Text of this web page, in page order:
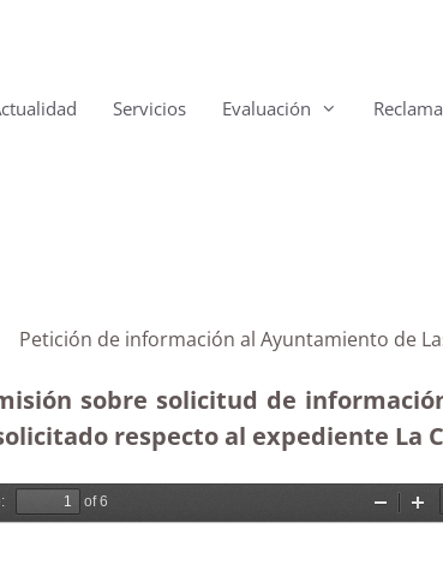
Servicios Evaluación
Petición de información al Ayuntamiento de
sobre solicitud de
respecto al expediente La